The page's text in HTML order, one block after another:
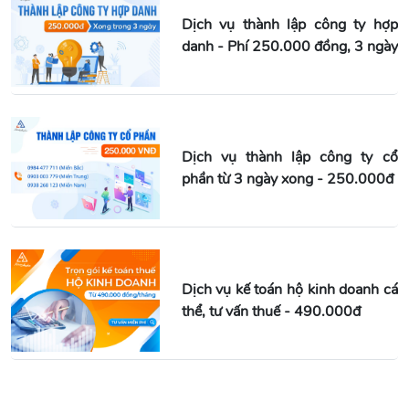
Dịch vụ thành lập công ty hợp
danh - Phí 250.000 đồng, 3 ngày
Dịch vụ thành lập công ty cổ
phần từ 3 ngày xong - 250.000đ
Dịch vụ kế toán hộ kinh doanh cá
thể, tư vấn thuế - 490.000đ